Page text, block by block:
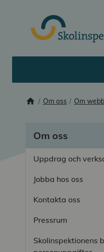
Till huvudinnehåll
home Startsida
Om oss Om
Om oss
Uppdrag och
Jobba hos oss
Kontakta oss
Pressrum
Skolinspektionens